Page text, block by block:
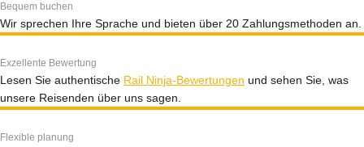
Bequem buchen
Wir sprechen Ihre Sprache und bieten über 20 Zahlungsmethoden an.
Exzellente Bewertung
Lesen Sie authentische Rail Ninja-Bewertungen und sehen Sie, was
unsere Reisenden über uns sagen.
Flexible planung